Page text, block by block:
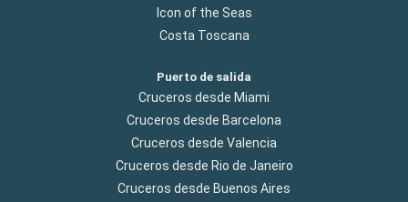
Icon of the Seas
Costa Toscana
Puerto de salida
Cruceros desde Miami
Cruceros desde Barcelona
Cruceros desde Valencia
Cruceros desde Rio de Janeiro
Cruceros desde Buenos Aires